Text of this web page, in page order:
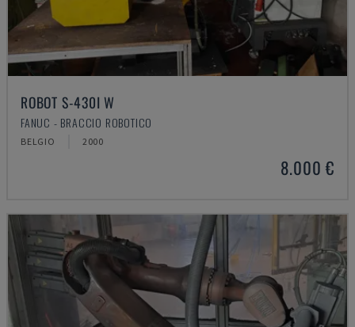
ROBOT S-430I W
FANUC - BRACCIO ROBOTICO
BELGIO 2000
8.000 €